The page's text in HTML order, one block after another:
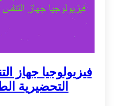
فيزيولوجيا جهاز
التحضيرية